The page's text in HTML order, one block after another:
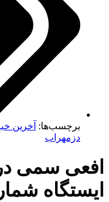
برچسب‌ها:آخرین خبر ,
دزمهراب
سمی در